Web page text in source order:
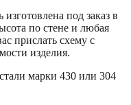
под заказ в
по стене и любая
прислать схему с
изделия.
марки 430 или 304